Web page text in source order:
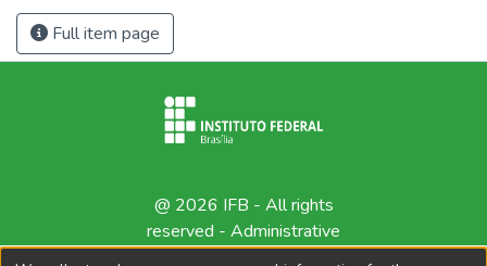
Full item page
@ 2026 IFB - All rights
reserved - Administrative